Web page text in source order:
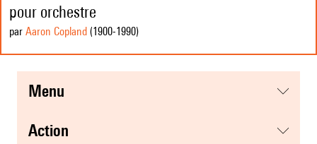
pour orchestre
par Aaron Copland (1900-1990)
menu
action